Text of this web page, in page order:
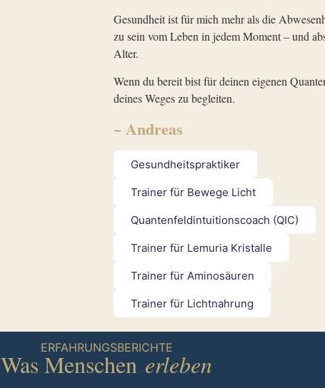
Gesundheit ist für mich mehr als die
zu sein vom Leben in jedem Moment – und
Alter.
Wenn du bereit bist für deinen eigenen
deines Weges zu begleiten.
~ Andreas
Gesundheitspraktiker
Trainer für Bewege Licht
Quantenfeldintuitionscoach (QIC)
Trainer für Lemuria Kristalle
Trainer für Aminosäuren
Trainer für Lichtnahrung
ERFAHRUNGSBERICHTE
Was Menschen erleben